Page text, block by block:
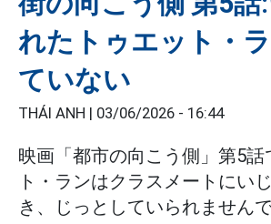
れたトゥエット・
ていない
THÁI ANH | 03/06/2026 - 16:44
映画「都市の向こう側」第5話
ト・ランはクラスメートにい
き、じっとしていられませんで